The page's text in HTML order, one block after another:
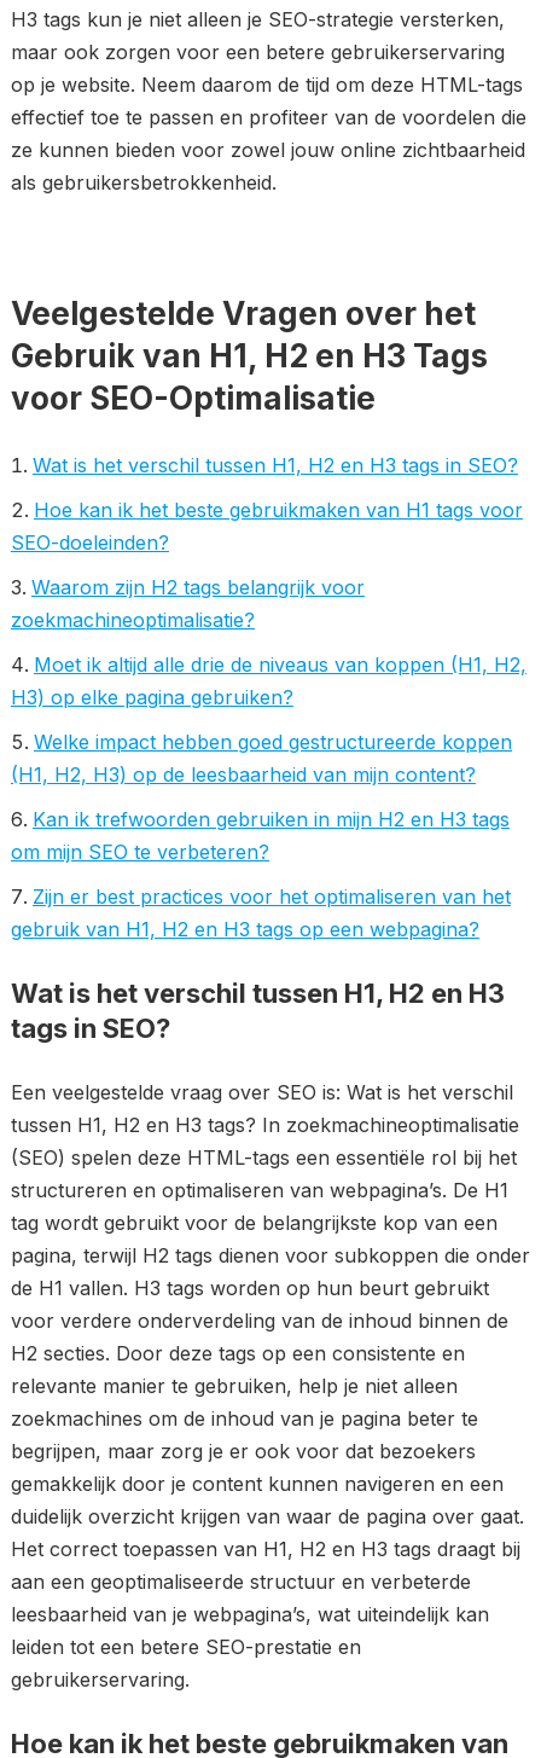
H3 tags kun je niet alleen je SEO-strategie versterken,
maar ook zorgen voor een betere gebruikerservaring
op je website. Neem daarom de tijd om deze HTML-tags
effectief toe te passen en profiteer van de voordelen die
ze kunnen bieden voor zowel jouw online zichtbaarheid
als gebruikersbetrokkenheid.
Veelgestelde Vragen over het
Gebruik van H1, H2 en H3 Tags
voor SEO-Optimalisatie
Wat is het verschil tussen H1, H2 en H3 tags in SEO?
Hoe kan ik het beste gebruikmaken van H1 tags voor
SEO-doeleinden?
Waarom zijn H2 tags belangrijk voor
zoekmachineoptimalisatie?
Moet ik altijd alle drie de niveaus van koppen (H1, H2,
H3) op elke pagina gebruiken?
Welke impact hebben goed gestructureerde koppen
(H1, H2, H3) op de leesbaarheid van mijn content?
Kan ik trefwoorden gebruiken in mijn H2 en H3 tags
om mijn SEO te verbeteren?
Zijn er best practices voor het optimaliseren van het
gebruik van H1, H2 en H3 tags op een webpagina?
Wat is het verschil tussen H1, H2 en H3
tags in SEO?
Een veelgestelde vraag over SEO is: Wat is het verschil
tussen H1, H2 en H3 tags? In zoekmachineoptimalisatie
(SEO) spelen deze HTML-tags een essentiële rol bij het
structureren en optimaliseren van webpagina’s. De H1
tag wordt gebruikt voor de belangrijkste kop van een
pagina, terwijl H2 tags dienen voor subkoppen die onder
de H1 vallen. H3 tags worden op hun beurt gebruikt
voor verdere onderverdeling van de inhoud binnen de
H2 secties. Door deze tags op een consistente en
relevante manier te gebruiken, help je niet alleen
zoekmachines om de inhoud van je pagina beter te
begrijpen, maar zorg je er ook voor dat bezoekers
gemakkelijk door je content kunnen navigeren en een
duidelijk overzicht krijgen van waar de pagina over gaat.
Het correct toepassen van H1, H2 en H3 tags draagt bij
aan een geoptimaliseerde structuur en verbeterde
leesbaarheid van je webpagina’s, wat uiteindelijk kan
leiden tot een betere SEO-prestatie en
gebruikerservaring.
Hoe kan ik het beste gebruikmaken van